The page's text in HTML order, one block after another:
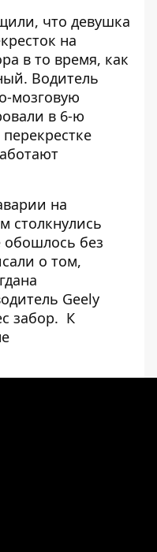
что девушка
на
в то время, как
Водитель
мозговую
в 6-ю
на
столкнулись
обошлось без
о том,
Geely
забор. К